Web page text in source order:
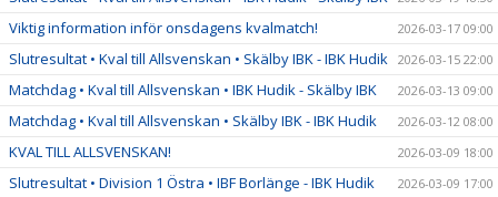
Viktig information inför onsdagens kvalmatch! 2026-03-17 09:00
Slutresultat • Kval till Allsvenskan • Skälby IBK - IBK Hudik 2026-03-15 22:00
Matchdag • Kval till Allsvenskan • IBK Hudik - Skälby IBK 2026-03-13 09:00
Matchdag • Kval till Allsvenskan • Skälby IBK - IBK Hudik 2026-03-12 08:00
KVAL TILL ALLSVENSKAN! 2026-03-09 18:00
Slutresultat • Division 1 Östra • IBF Borlänge - IBK Hudik 2026-03-09 17:00